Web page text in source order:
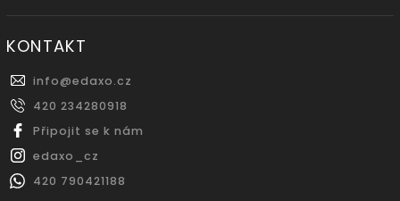
KONTAKT
info@edaxo.cz
420 234280918
Připojit se k nám
edaxo_cz
420 790421188